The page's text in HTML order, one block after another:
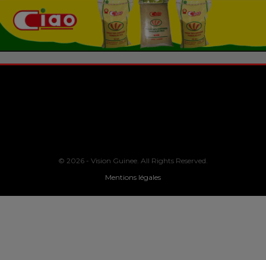
© 2026 - Vision Guinee. All Rights Reserved.
Mentions légales